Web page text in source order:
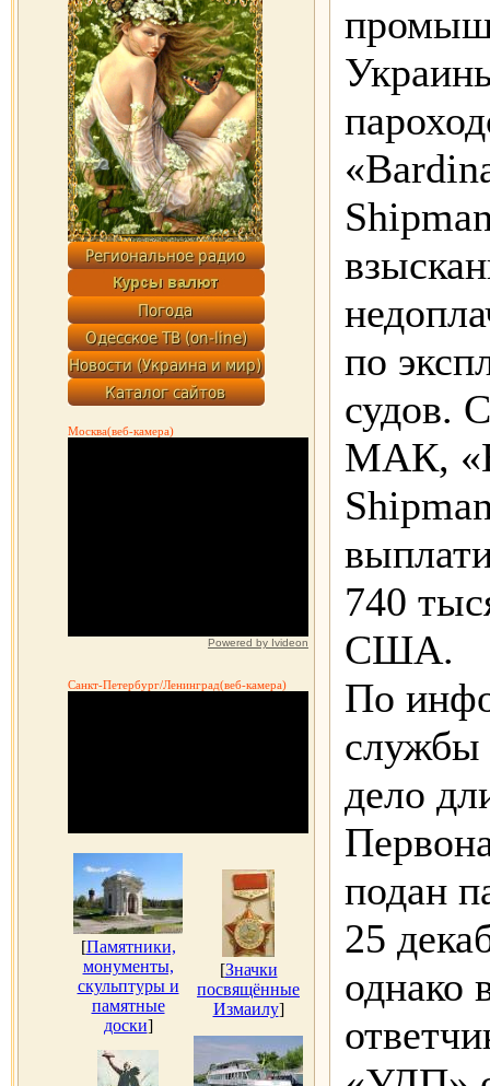
Москва(веб-камера)
Powered by Ivideon
Санкт-Петербург/Ленинград(веб-камера)
[Памятники,
монументы,
скульптуры и
памятные
доски]
[Значки
посвящённые
Измаилу]
по
судов.
МАК,
740
США.
По
дело
подан
25
однако